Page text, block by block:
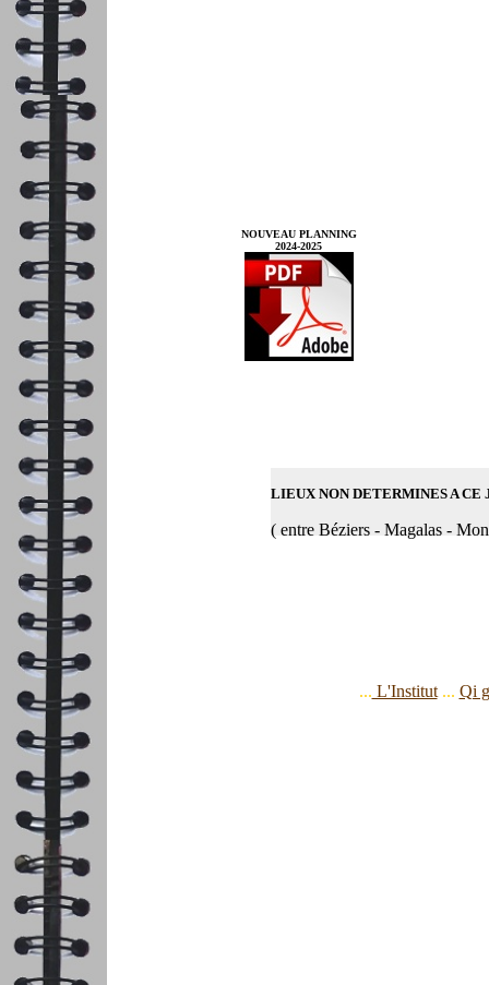
... L'Institut... Qi
NOUVEAU PLANNING
2024-2025
LIEUX NON DETERMINES A CE
( entre Béziers - Magalas -